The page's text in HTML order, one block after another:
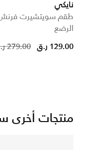
نايكي
طقم سويتشيرت فرنش
الرضع
279.00 ر.ق 129.00 ر.ق
منتجات أخرى